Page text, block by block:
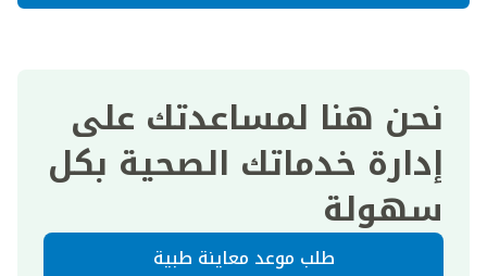
نحن هنا لمساعدتك على
إدارة خدماتك الصحية بكل
سهولة
طلب موعد معاينة طبية